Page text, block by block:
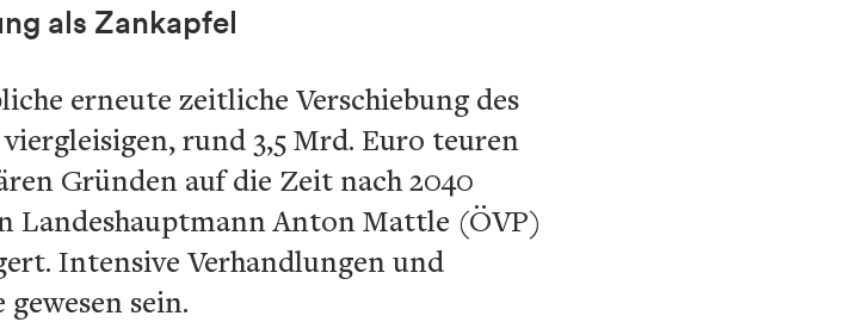
als Zankapfel
erneute zeitliche Verschiebung des
rund 3,5 Mrd. Euro teuren
Gründen auf die Zeit nach 2040
Anton Mattle (ÖVP)
Intensive Verhandlungen und
sein.